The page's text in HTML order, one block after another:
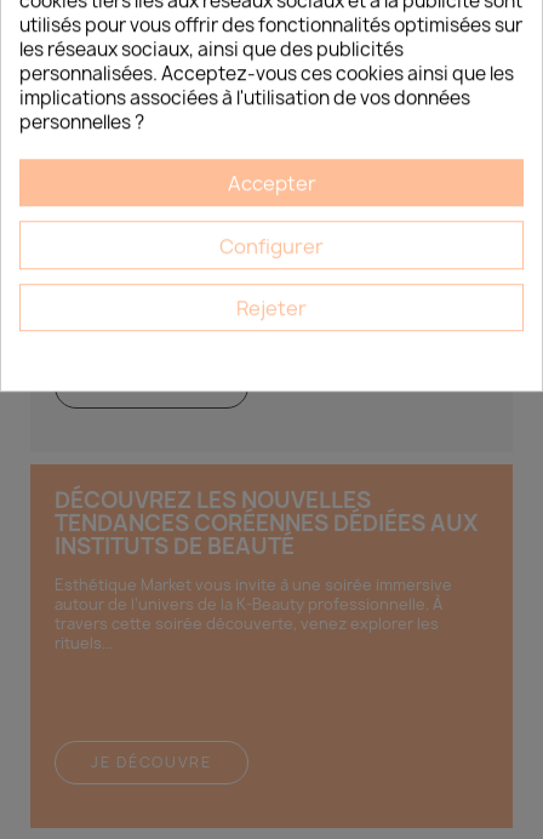
DÉCOUVREZ LES NOUVELLES
INSTITUTS DE BEAUTÉ
Découvrez les nouvelles tendances coréennes dédiées
aux instituts de beauté Esthétique Market 15 Chemin du
JE DÉCOUVRE
DÉCOUVREZ LES NOUVELLES
TENDANCES CORÉENNES DÉDIÉES AUX
INSTITUTS DE BEAUTÉ
Esthétique Market vous invite à une soirée immersive
autour de l’univers de la K-Beauty professionnelle. À
travers cette soirée découverte, venez explorer les
rituels...
JE DÉCOUVRE
utilisés pour vous offrir des fonctionnalités optimisées sur
les réseaux sociaux, ainsi que des publicités
personnalisées. Acceptez-vous ces cookies ainsi que les
implications associées à l'utilisation de vos données
personnelles ?
Accepter
Configurer
Rejeter